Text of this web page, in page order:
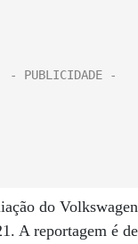
do
A reportagem é